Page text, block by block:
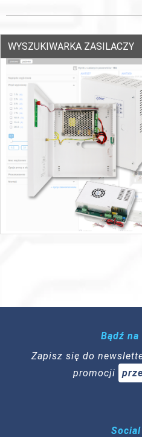
WYSZUKIWARKA ZASILACZY
Bądź
Zapisz się do
promocji